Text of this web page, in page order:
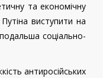
та економічну
виступити на
соціально-
антиросійських